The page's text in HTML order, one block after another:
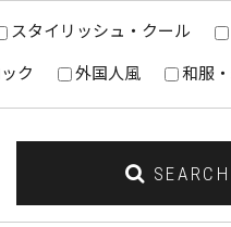
スタイリッシュ・クール
ク 外国人風 和服
SEARCH